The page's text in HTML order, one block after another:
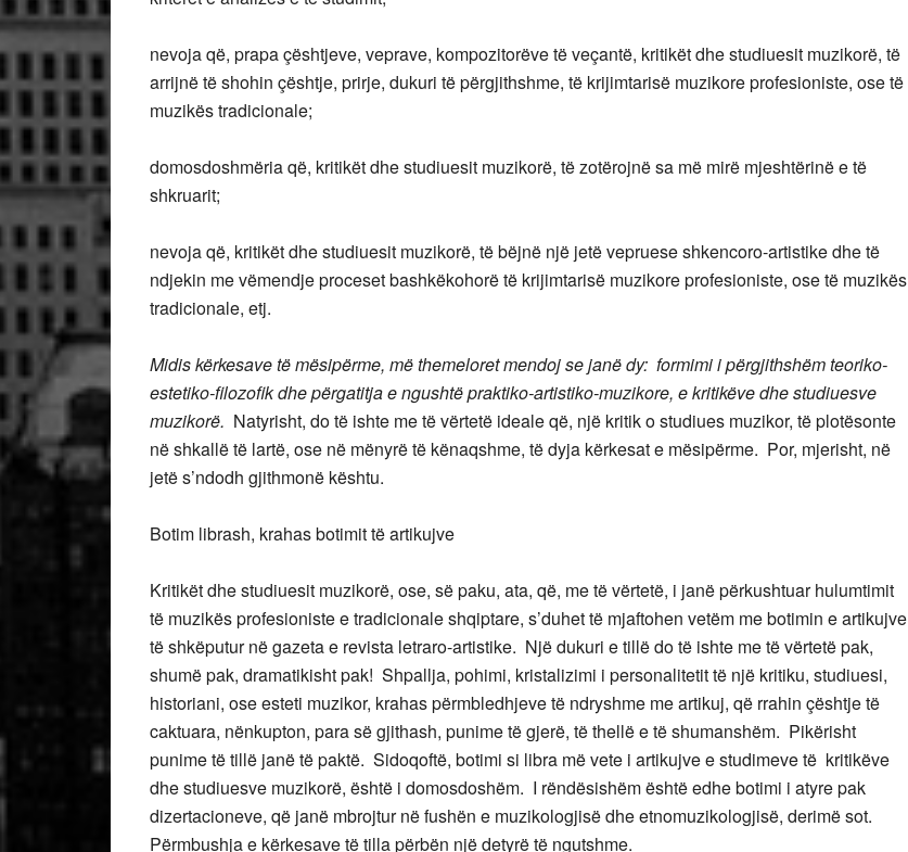
nevoja që, prapa çështjeve, veprave, kompozitorëve të veçantë, kritikët dhe studiuesit muzikorë, të
arrijnë të shohin çështje, prirje, dukuri të përgjithshme, të krijimtarisë muzikore profesioniste, ose të
muzikës tradicionale;
domosdoshmëria që, kritikët dhe studiuesit muzikorë, të zotërojnë sa më mirë mjeshtërinë e të
shkruarit;
nevoja që, kritikët dhe studiuesit muzikorë, të bëjnë një jetë vepruese shkencoro-artistike dhe të
ndjekin me vëmendje proceset bashkëkohorë të krijimtarisë muzikore profesioniste, ose të muzikës
tradicionale, etj.
Midis kërkesave të mësipërme, më themeloret mendoj se janë dy: formimi i përgjithshëm teoriko-
estetiko-filozofik dhe përgatitja e ngushtë praktiko-artistiko-muzikore, e kritikëve dhe studiuesve
muzikorë. Natyrisht, do të ishte me të vërtetë ideale që, një kritik o studiues muzikor, të plotësonte
në shkallë të lartë, ose në mënyrë të kënaqshme, të dyja kërkesat e mësipërme. Por, mjerisht, në
jetë s’ndodh gjithmonë kështu.
Botim librash, krahas botimit të artikujve
Kritikët dhe studiuesit muzikorë, ose, së paku, ata, që, me të vërtetë, i janë përkushtuar hulumtimit
të muzikës profesioniste e tradicionale shqiptare, s’duhet të mjaftohen vetëm me botimin e artikujve
të shkëputur në gazeta e revista letraro-artistike. Një dukuri e tillë do të ishte me të vërtetë pak,
shumë pak, dramatikisht pak! Shpallja, pohimi, kristalizimi i personalitetit të një kritiku, studiuesi,
historiani, ose esteti muzikor, krahas përmbledhjeve të ndryshme me artikuj, që rrahin çështje të
caktuara, nënkupton, para së gjithash, punime të gjerë, të thellë e të shumanshëm. Pikërisht
punime të tillë janë të paktë. Sidoqoftë, botimi si libra më vete i artikujve e studimeve të kritikëve
dhe studiuesve muzikorë, është i domosdoshëm. I rëndësishëm është edhe botimi i atyre pak
dizertacioneve, që janë mbrojtur në fushën e muzikologjisë dhe etnomuzikologjisë, derimë sot.
Përmbushja e kërkesave të tilla përbën një detyrë të ngutshme.